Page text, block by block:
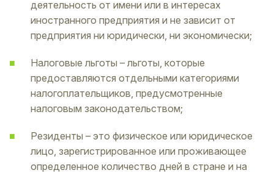
деятельность от имени или в интересах
иностранного предприятия и не зависит от
предприятия ни юридически, ни экономически;
Налоговые льготы – льготы, которые
предоставляются отдельными категориями
налогоплательщиков, предусмотренные
налоговым законодательством;
Резиденты – это физическое или юридическое
лицо, зарегистрированное или проживающее
определенное количество дней в стране и на